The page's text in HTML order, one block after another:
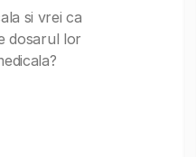
si vrei ca
dosarul lor